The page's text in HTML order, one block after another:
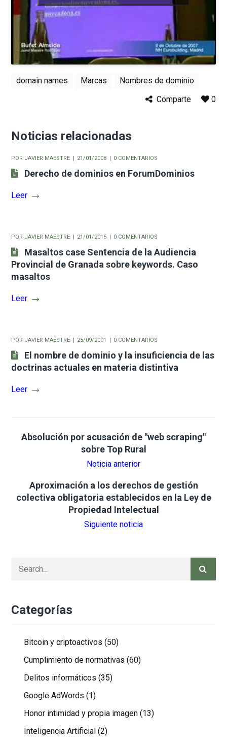
domain names Marcas
Nombres de dominio
Comparte
0
Noticias relacionadas
POR JAVIER MAESTRE 21/01/2008 0 COMENTARIOS
Derecho de dominios en ForumDominios
Leer
POR JAVIER MAESTRE 21/01/2015 0 COMENTARIOS
Masaltos case Sentencia de la Audiencia
Provincial de Granada sobre keywords. Caso
masaltos
Leer
POR JAVIER MAESTRE 25/09/2001 0 COMENTARIOS
El nombre de dominio y la insuficiencia de las
doctrinas actuales en materia distintiva
Leer
Absolución por acusación de "web scraping"
sobre Top Rural
Noticia anterior
Aproximación a los derechos de gestión
colectiva obligatoria establecidos en la Ley de
Propiedad Intelectual
Siguiente noticia
Categorías
Bitcoin y criptoactivos (50)
Cumplimiento de normativas (60)
Delitos informáticos (35)
Google AdWords (1)
Honor intimidad y propia imagen (13)
Inteligencia Artificial (2)